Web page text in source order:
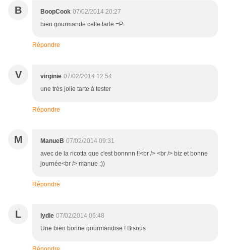
B BoopCook 07/02/2014 20:27
bien gourmande cette tarte =P
Répondre
V virginie 07/02/2014 12:54
une très jolie tarte à tester
Répondre
M ManueB 07/02/2014 09:31
avec de la ricotta que c'est bonnnn !!<br /> <br /> biz et bonne
journée<br /> manue :))
Répondre
L lydie 07/02/2014 06:48
Une bien bonne gourmandise ! Bisous